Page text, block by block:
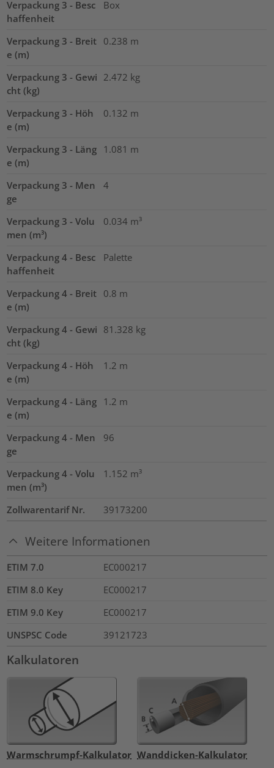
Verpackung 3 - Besc
haffenheit
Box
Verpackung 3 - Breit
e (m)
0.238 m
Verpackung 3 - Gewi
cht (kg)
2.472 kg
Verpackung 3 - Höh
e (m)
0.132 m
Verpackung 3 - Läng
e (m)
1.081 m
Verpackung 3 - Men
ge
4
Verpackung 3 - Volu
men (m³)
0.034 m³
Verpackung 4 - Besc
haffenheit
Palette
Verpackung 4 - Breit
e (m)
0.8 m
Verpackung 4 - Gewi
cht (kg)
81.328 kg
Verpackung 4 - Höh
e (m)
1.2 m
Verpackung 4 - Läng
e (m)
1.2 m
Verpackung 4 - Men
ge
96
Verpackung 4 - Volu
men (m³)
1.152 m³
Zollwarentarif Nr. 39173200
Weitere Informationen
ETIM 7.0
EC000217
ETIM 8.0 Key
EC000217
ETIM 9.0 Key
EC000217
UNSPSC Code
39121723
Kalkulatoren
Warmschrumpf-Kalkulator Wanddicken-Kalkulator